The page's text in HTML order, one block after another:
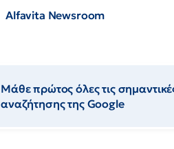
Alfavita Newsroom
Μάθε πρώτος όλες τις
αναζήτησης της Google